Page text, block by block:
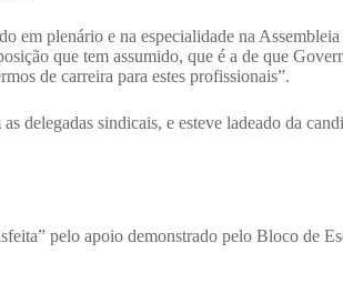
em plenário e na especialidade na
que tem assumido, que é a de que
de carreira para estes profissionais”.
delegadas sindicais, e esteve ladeado da
pelo apoio demonstrado pelo Bloco de